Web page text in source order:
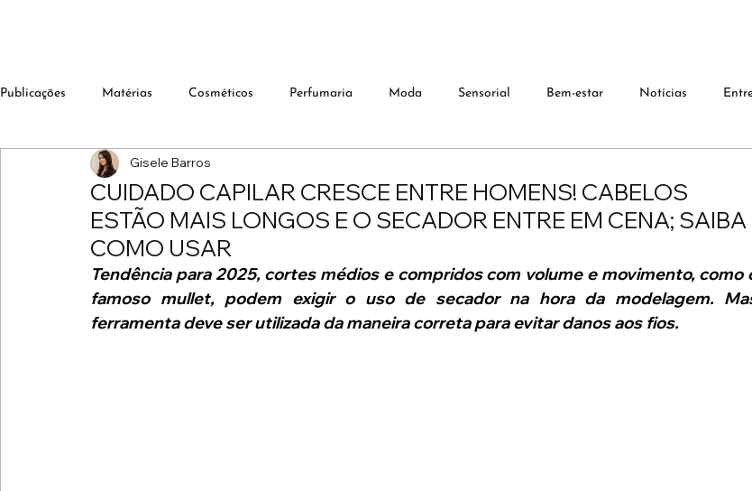
Publicações Matérias Cosméticos Perfumaria Moda Sensorial Bem-estar Notícias
CUIDADO CAPILAR CRESCE ENTRE HOMENS! CABELOS
ESTÃO MAIS LONGOS E O SECADOR ENTRE EM CENA; SAIBA
COMO USAR
Gisele Barros
Tendência para 2025, cortes médios e compridos com volume e movimento, como
famoso mullet, podem exigir o uso de secador na hora da modelagem.
ferramenta deve ser utilizada da maneira correta para evitar danos aos fios.